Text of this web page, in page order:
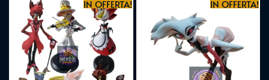
IN OFFERTA! IN OFFERTA!